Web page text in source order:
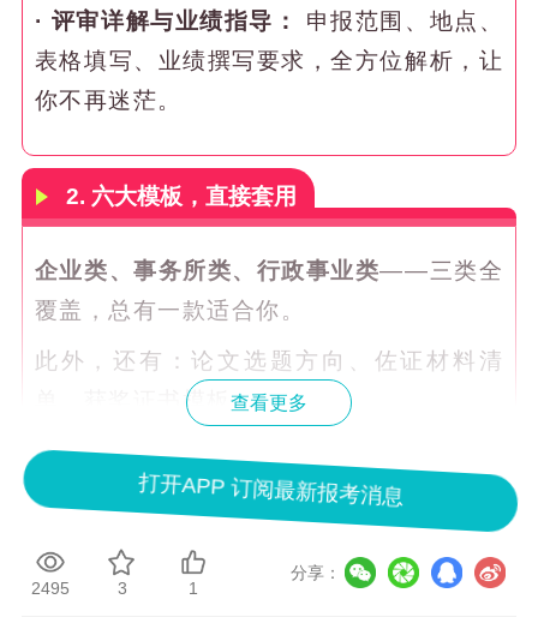
· 评审详解与业绩指导：
申报范围、地点、
表格填写、业绩撰写要求，全方位解析，让
你不再迷茫。
2. 六大模板，直接套用
企业类、事务所类、行政事业类——三类全
覆盖，总有一款适合你。
此外，还有：论文选题方向、佐证材料清
单、获奖证书模板。
3. 专属服务，1V1咨询
报名后，你将获得 1V1专属老师指导 ！老师
查看更多
打开APP 订阅最新报考消息
2495 3 1
分享：